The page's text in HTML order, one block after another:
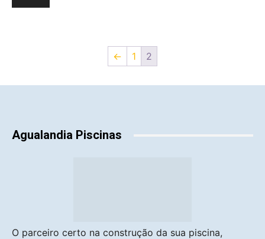
← 1 2
Agualandia Piscinas
O parceiro certo na construção da sua piscina,